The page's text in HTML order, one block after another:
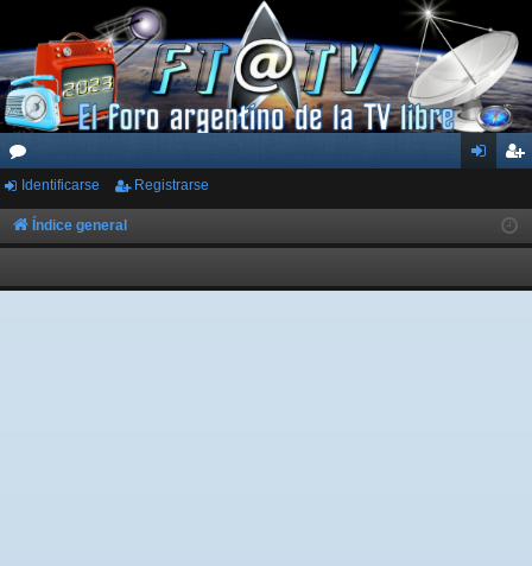
or
os
ar
ist
rs
Identificarse Registrarse
Índice general